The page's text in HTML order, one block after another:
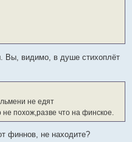
Вы, видимо, в душе стихоплёт
не едят
не похож,разве что на финское.
финнов, не находите?